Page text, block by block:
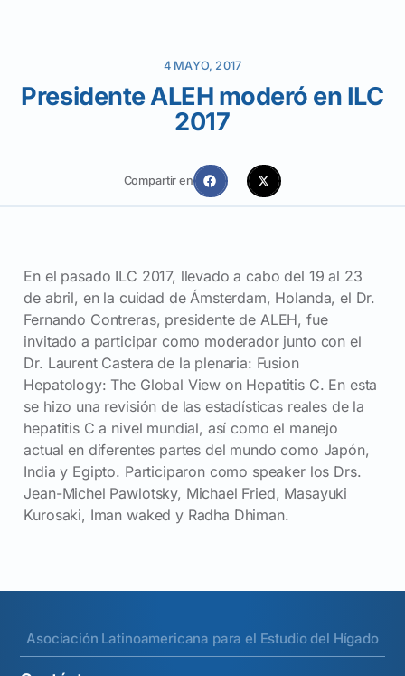
4 MAYO, 2017
Presidente ALEH moderó en ILC
2017
Compartir en
En el pasado ILC 2017, llevado a cabo del 19 al 23
de abril, en la cuidad de Ámsterdam, Holanda, el Dr.
Fernando Contreras, presidente de ALEH, fue
invitado a participar como moderador junto con el
Dr. Laurent Castera de la plenaria: Fusion
Hepatology: The Global View on Hepatitis C. En esta
se hizo una revisión de las estadísticas reales de la
hepatitis C a nivel mundial, así como el manejo
actual en diferentes partes del mundo como Japón,
India y Egipto. Participaron como speaker los Drs.
Jean-Michel Pawlotsky, Michael Fried, Masayuki
Kurosaki, Iman waked y Radha Dhiman.
Asociación Latinoamericana para el Estudio del Hígado